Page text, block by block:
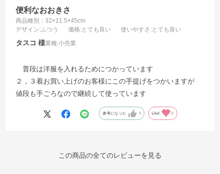
便利なおおきさ
商品種別：32×11.5×45cm
デザイン:ふつう 価格:とても良い 使いやすさ :とても良い
タスコ 業種:小売業
普段は洋服を入れるためにつかっています
２，３着お買い上げのお客様にこの手提げをつかいますが
値段も手ごろなので継続して使っています
参考になった 0 Like! 0
この商品の全てのレビューを見る